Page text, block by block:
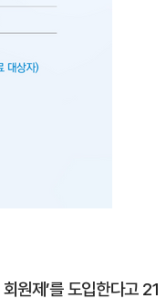
원제’를 도입한다고 21